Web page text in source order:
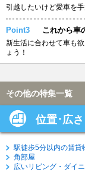
引越したいけど愛車を
Point3 これから車
新生活に合わせて車も
ょう！
その他の特集一覧
位置･広さ
駅徒歩5分以内の賃貸
角部屋
広いリビング・ダイ